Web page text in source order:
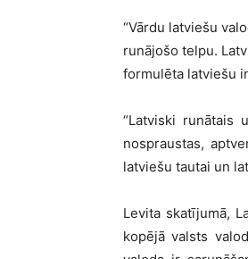
“Vārdu latviešu
runājošo telpu.
formulēta latviešu
“Latviski runātais
nospraustas,
latviešu tautai un
Levita skatījumā,
kopējā valsts